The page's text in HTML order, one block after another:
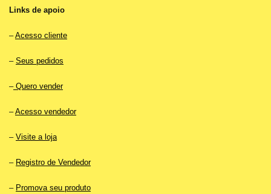
Links de apoio
–Acesso cliente
– Seus pedidos
–Quero vender
–Acesso vendedor
– Visite a loja
– Registro de Vendedor
– Promova seu produto